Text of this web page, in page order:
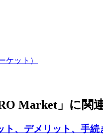
ケット）
Market」に関
、デメリット、手続